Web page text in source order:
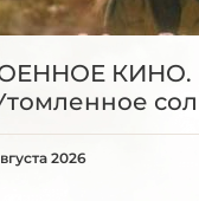
КИНО.
2026